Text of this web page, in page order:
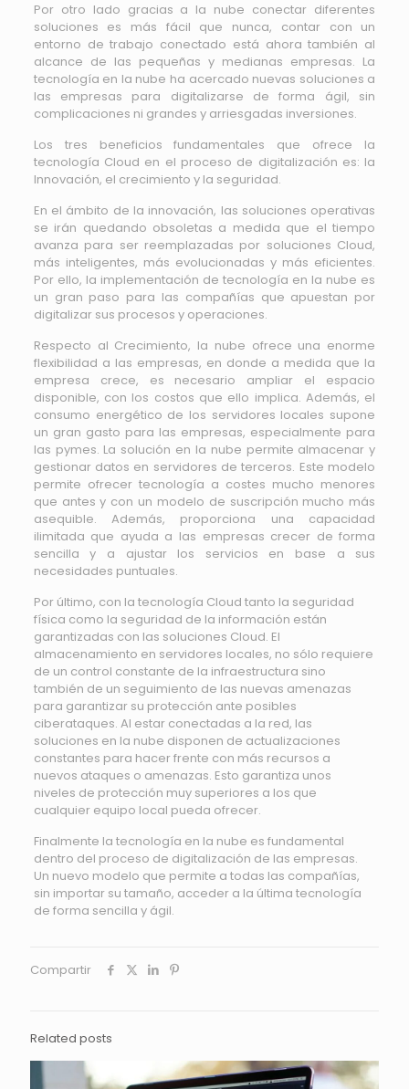
Por otro lado gracias a la nube conectar diferentes
soluciones es más fácil que nunca, contar con un
entorno de trabajo conectado está ahora también al
alcance de las pequeñas y medianas empresas. La
tecnología en la nube ha acercado nuevas soluciones a
las empresas para digitalizarse de forma ágil, sin
complicaciones ni grandes y arriesgadas inversiones.
Los tres beneficios fundamentales que ofrece la
tecnología Cloud en el proceso de digitalización es: la
Innovación, el crecimiento y la seguridad.
En el ámbito de la innovación, las soluciones operativas
se irán quedando obsoletas a medida que el tiempo
avanza para ser reemplazadas por soluciones Cloud,
más inteligentes, más evolucionadas y más eficientes.
Por ello, la implementación de tecnología en la nube es
un gran paso para las compañías que apuestan por
digitalizar sus procesos y operaciones.
Respecto al Crecimiento, la nube ofrece una enorme
flexibilidad a las empresas, en donde a medida que la
empresa crece, es necesario ampliar el espacio
disponible, con los costos que ello implica. Además, el
consumo energético de los servidores locales supone
un gran gasto para las empresas, especialmente para
las pymes. La solución en la nube permite almacenar y
gestionar datos en servidores de terceros. Este modelo
permite ofrecer tecnología a costes mucho menores
que antes y con un modelo de suscripción mucho más
asequible. Además, proporciona una capacidad
ilimitada que ayuda a las empresas crecer de forma
sencilla y a ajustar los servicios en base a sus
necesidades puntuales.
Por último, con la tecnología Cloud tanto la seguridad
física como la seguridad de la información están
garantizadas con las soluciones Cloud. El
almacenamiento en servidores locales, no sólo requiere
de un control constante de la infraestructura sino
también de un seguimiento de las nuevas amenazas
para garantizar su protección ante posibles
ciberataques. Al estar conectadas a la red, las
soluciones en la nube disponen de actualizaciones
constantes para hacer frente con más recursos a
nuevos ataques o amenazas. Esto garantiza unos
niveles de protección muy superiores a los que
cualquier equipo local pueda ofrecer.
Finalmente la tecnología en la nube es fundamental
dentro del proceso de digitalización de las empresas.
Un nuevo modelo que permite a todas las compañías,
sin importar su tamaño, acceder a la última tecnología
de forma sencilla y ágil.
Compartir
Related posts